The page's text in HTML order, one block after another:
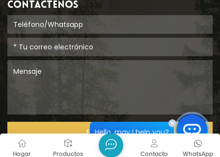
CONTÁCTENOS
ENTREGAR
Hogar Productos WhatsApp
Contacto
Hello, may I help you?